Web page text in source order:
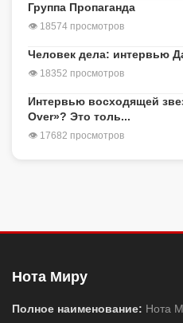
Группа Пропаганда
👁 18574 просмотров
Человек дела: интервью
👁 18352 просмотров
Интервью восходящей
Over»? Это толь...
👁 17682 просмотров
Нота Миру
Полное наименование: Нота